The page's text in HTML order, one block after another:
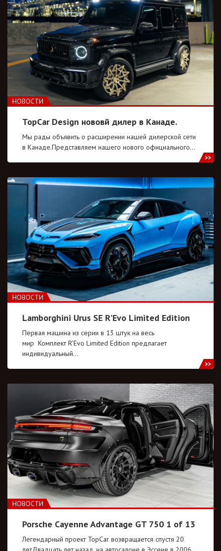
НОВОСТИ
TopCar Design нововй дилер в Канаде.
Мы рады объявить о расширении нашей дилерской сети
в Канаде.Представляем нашего нового официального…
НОВОСТИ
Lamborghini Urus SE R’Evo Limited Edition
Первая машина из серии в 13 штук на весь
мир Комплект R’Evo Limited Edition предлагает
индивидуальный…
НОВОСТИ
Porsche Cayenne Advantage GT 750 1 of 13
Легендарный проект TopCar возвращается спустя 20